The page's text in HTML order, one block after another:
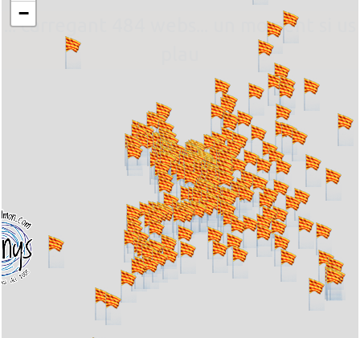
... carregant 484 webs... un moment si us
−